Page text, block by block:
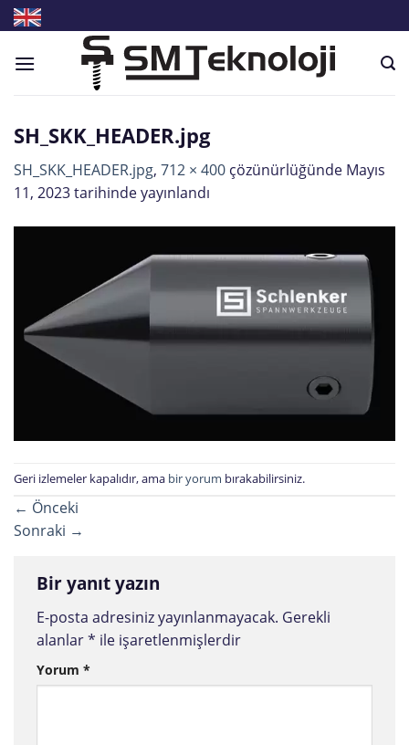
Skip
to
content
SH_SKK_HEADER.jpg
SH_SKK_HEADER.jpg, 712 × 400 çözünürlüğünde Mayıs
11, 2023tarihinde yayınlandı
Geri izlemeler kapalıdır, ama bir yorum bırakabilirsiniz.
← Önceki
Sonraki →
Bir yanıt yazın
E-posta adresiniz yayınlanmayacak. Gerekli
alanlar* ile işaretlenmişlerdir
Yorum *